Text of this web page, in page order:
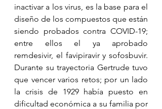
inactivar a los virus, es la base para el
diseño de los compuestos que están
siendo probados contra COVID-19;
entre ellos el ya aprobado
remdesivir, el favipiravir y sofosbuvir.
Durante su trayectoria Gertrude tuvo
que vencer varios retos; por un lado
la crisis de 1929 había puesto en
dificultad económica a su familia por